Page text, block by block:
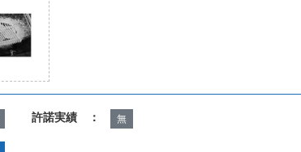
許諾実績 ： 無